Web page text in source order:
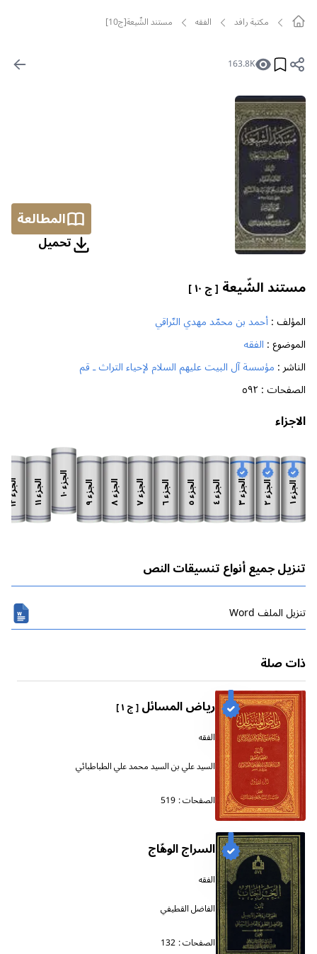
مکتبة رافد الفقه مستند الشّيعة[ج10]
163.8K
المطالعة
تحمیل
مستند الشّيعة [ ج ١٠ ]
المؤلف :أحمد بن محمّد مهدي النّراقي
الموضوع : الفقه
الناشر : مؤسسة آل البيت عليهم السلام لإحياء التراث ـ قم
الصفحات : ٥٩٢
الاجزاء
الجزء
١
الجزء
٢
الجزء
٣
الجزء
٤
الجزء
٥
الجزء
٦
الجزء
٧
الجزء
٨
الجزء
٩
الجزء
١٠ الجزء
١١
الجزء
١٢
تنزيل جميع أنواع تنسيقات النص
تنزیل الملف Word
ذات صلة
رياض المسائل[ ج ١ ]
الفقه
السيد علي بن السيد محمد علي الطباطبائي
الصفحات : 519
السراج الوهّاج
الفقه
الفاضل القطيفي
الصفحات : 132